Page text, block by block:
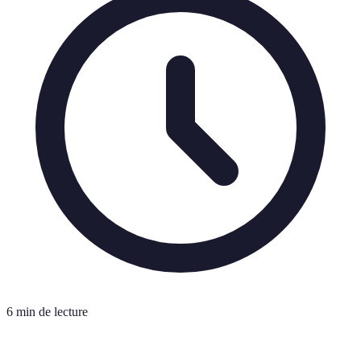
6 min de lecture